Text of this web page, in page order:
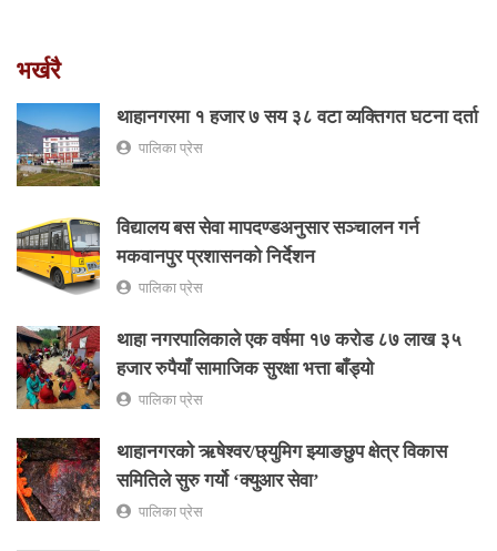
भर्खरै
थाहानगरमा १ हजार ७ सय ३८ वटा व्यक्तिगत घटना दर्ता
पालिका प्रेस
विद्यालय बस सेवा मापदण्डअनुसार सञ्चालन गर्न
मकवानपुर प्रशासनको निर्देशन
पालिका प्रेस
थाहा नगरपालिकाले एक वर्षमा १७ करोड ८७ लाख ३५
हजार रुपैयाँ सामाजिक सुरक्षा भत्ता बाँड्यो
पालिका प्रेस
थाहानगरकाे ऋषेश्वर/छ्युमिग झ्याङछुप क्षेत्र विकास
समितिले सुरु गर्यो ‘क्युआर सेवा’
पालिका प्रेस